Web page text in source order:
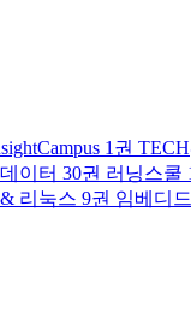
1권
이터 30권 러닝스쿨
리눅스 9권 임베디